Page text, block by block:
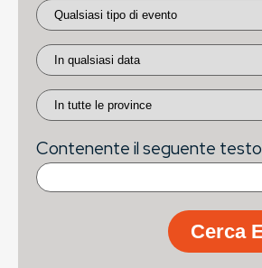
Contenente il seguente testo
Cerca